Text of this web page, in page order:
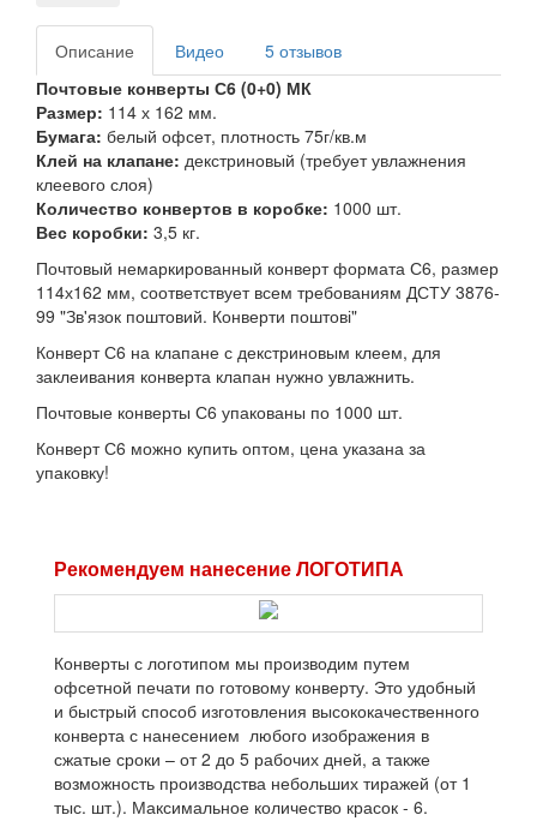
Описание Видео
5 отзывов
Почтовые конверты С6 (0+0) МК
Размер: 114 х 162 мм.
Бумага: белый офсет, плотность 75г/кв.м
Клей на клапане: декстриновый (требует увлажнения
клеевого слоя)
Количество конвертов в коробке: 1000 шт.
Вес коробки: 3,5 кг.
Почтовый немаркированный конверт формата С6, размер
114х162 мм, соответствует всем требованиям ДСТУ 3876-
99 "Зв'язок поштовий. Конверти поштові"
Конверт С6 на клапане с декстриновым клеем, для
заклеивания конверта клапан нужно увлажнить.
Почтовые конверты С6 упакованы по 1000 шт.
Конверт С6 можно купить оптом, цена указана за
упаковку!
Рекомендуем нанесение ЛОГОТИПА
Конверты с логотипом мы производим путем
офсетной печати по готовому конверту. Это удобный
и быстрый способ изготовления высококачественного
конверта с нанесением любого изображения в
сжатые сроки – от 2 до 5 рабочих дней, а также
возможность производства небольших тиражей (от 1
тыс. шт.). Максимальное количество красок - 6.